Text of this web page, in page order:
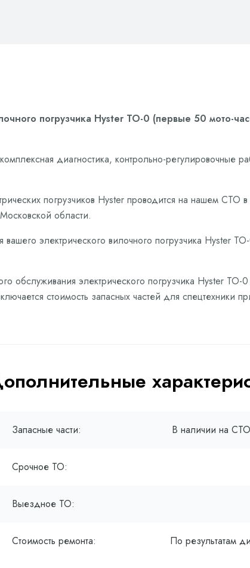
погрузчика Hyster ТО-0 (первые 50 мото-
диагностика, контрольно-регулировочные
погрузчиков Hyster проводится на нашем СТО
области.
электрического вилочного погрузчика Hyster
обслуживания электрического погрузчика Hyster ТО-
стоимость запасных частей для спецтехники
Запасные части: В наличии на
Срочное ТО:
Выездное ТО:
Стоимость ремонта: По результатам